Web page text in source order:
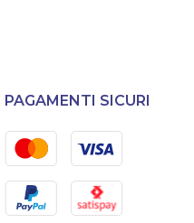
PAGAMENTI SICURI
MastercardVisa
PayPal Satispay